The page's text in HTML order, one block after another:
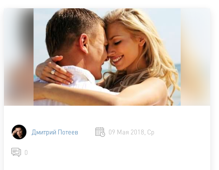
Дмитрий Потеев 09 Мая 2018, Ср
0